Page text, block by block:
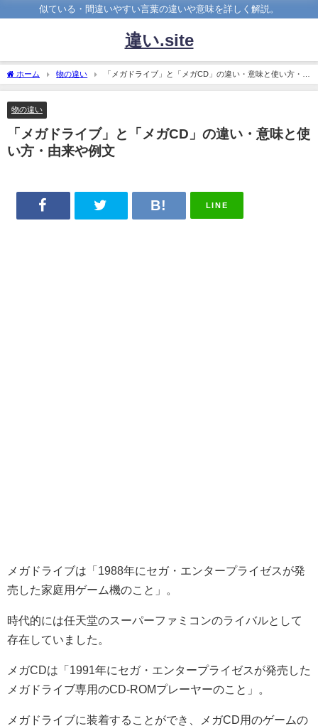
似ている・間違いやすい言葉の違いや意味を詳しく解説。
違い.site
ホーム 物の違い
「メガドライブ」と「メガCD」の違い・意味と使い方・由
来や例文
物の違い
「メガドライブ」と「メガCD」の違い・意味と使
い方・由来や例文
LINE
メガドライブは「1988年にセガ・エンタープライゼスが発
売した家庭用ゲーム機のこと」。
時代的には任天堂のスーパーファミコンのライバルとして
存在していました。
メガCDは「1991年にセガ・エンタープライゼスが発売した
メガドライブ専用のCD-ROMプレーヤーのこと」。
メガドライブに装着することができ、メガCD用のゲームの